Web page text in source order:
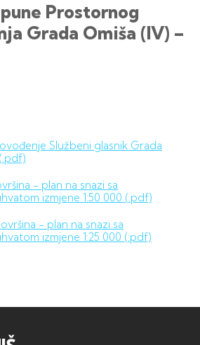
Prostornog
Grada Omiša (IV) –
Službeni glasnik Grada
- plan na snazi sa
izmjene 1:50 000 (.pdf)
- plan na snazi sa
izmjene 1:25 000 (.pdf)